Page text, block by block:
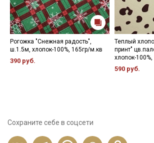
Рогожка "Снежная радость",
ш.1.5м, хлопок-100%, 165гр/м.кв
390 руб.
Теплый
принт"
хлопок-
590 руб.
Сохраните себе в соцсети